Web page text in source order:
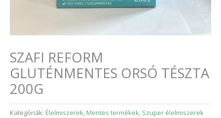
SZAFI REFORM
GLUTÉNMENTES ORSÓ TÉSZTA
200G
Kategóriák: Élelmiszerek, Mentes termékek, Szuper élelmiszerek